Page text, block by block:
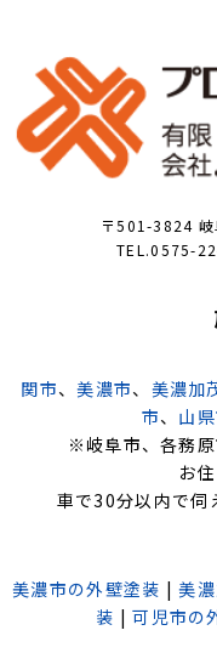
〒501-3824 岐
TEL.0575-
関市、美濃市、 美濃加
市、 山
※岐阜市、各務
お
車で30分以内で伺
美濃市の外壁塗装 |美
装 |可児市の